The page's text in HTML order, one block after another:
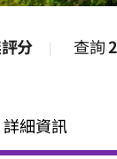
分 查詢
詳細資訊